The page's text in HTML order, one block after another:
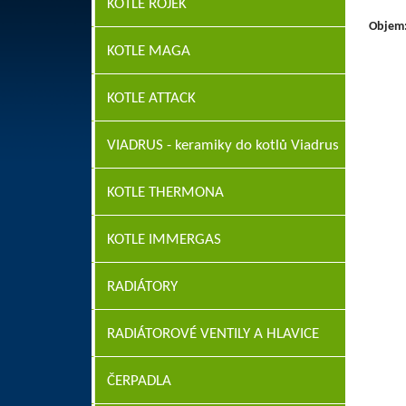
Objem:
KOTLE ROJEK
KOTLE MAGA
KOTLE ATTACK
VIADRUS - keramiky do kotlů Viadrus
KOTLE THERMONA
KOTLE IMMERGAS
RADIÁTORY
RADIÁTOROVÉ VENTILY A HLAVICE
ČERPADLA